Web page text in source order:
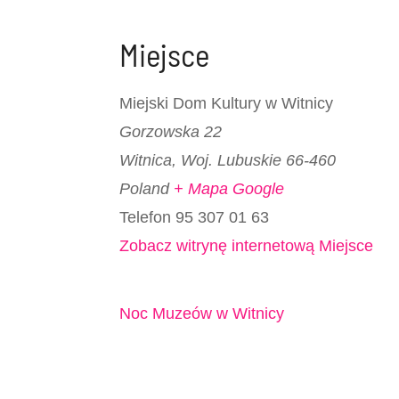
Miejsce
Miejski Dom Kultury w Witnicy
Gorzowska 22
Witnica, Woj. Lubuskie 66-460
Poland + Mapa Google
Telefon 95 307 01 63
Zobacz witrynę internetową Miejsce
Noc Muzeów w Witnicy